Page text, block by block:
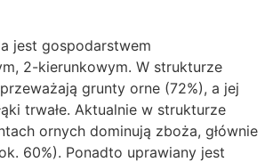
jest gospodarstwem
2-kierunkowym. W strukturze
grunty orne (72%), a jej
trwałe. Aktualnie w strukturze
ornych dominują zboża, głównie
60%). Ponadto uprawiany jest